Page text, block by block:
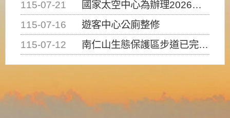
115-07-21
國家太空中心為辦理2026台灣盃火箭競賽，陸、海、空域警戒及協調相關事宜，因颱風備案事宜
115-07-16
遊客中心公廁整修
115-07-12
南仁山生態保護區步道已完成修復，自115年7月13日（星期一）起恢復開放入園，歡迎民眾依規定申請入園....